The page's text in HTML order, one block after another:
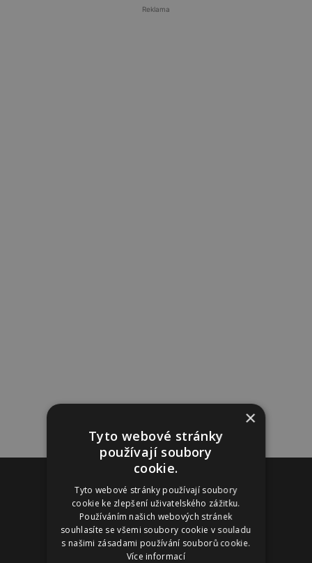
Reklama
Reklama
×
Tyto webové stránky
používají soubory
cookie.
Tyto webové stránky používají soubory
cookie ke zlepšení uživatelského zážitku.
Používáním našich webových stránek
souhlasíte se všemi soubory cookie v souladu
s našimi zásadami používání souborů cookie.
Více informací